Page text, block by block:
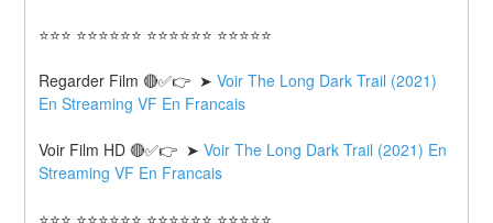
⭐⭐⭐ ⭐⭐⭐⭐⭐⭐ ⭐⭐⭐⭐⭐⭐ ⭐⭐⭐⭐⭐
Regarder Film 🔴✅👉  ➤ Voir The Long Dark Trail (2021)
En Streaming VF En Francais
Voir Film HD 🔴✅👉  ➤ Voir The Long Dark Trail (2021) En
Streaming VF En Francais
⭐⭐⭐ ⭐⭐⭐⭐⭐⭐ ⭐⭐⭐⭐⭐⭐ ⭐⭐⭐⭐⭐